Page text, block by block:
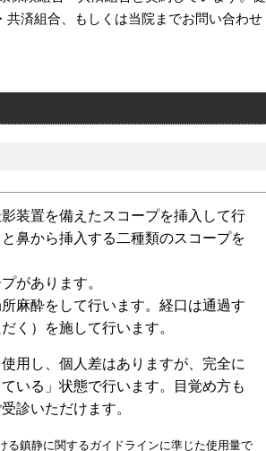
済組合、もしくは当院までお問い合わせ
装置を備えたスコープを挿入して行
鼻から挿入する二種類のスコープを
があります。
麻酔をして行います。経口は通過す
く）を施して行います。
用し、個人差はありますが、完全に
いる」状態で行います。目覚め方も
診いただけます。
鎮静に関するガイドラインに準じた使用量で